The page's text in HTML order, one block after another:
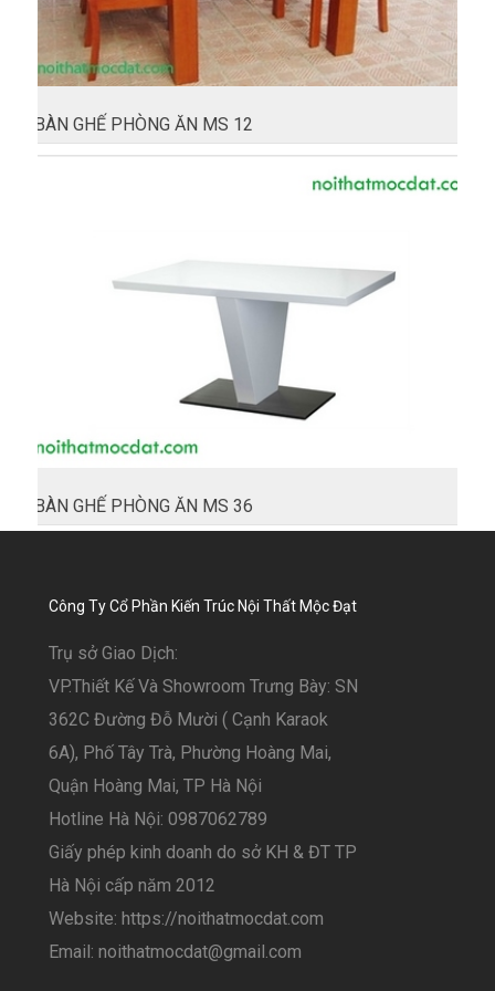
BÀN GHẾ PHÒNG ĂN MS 12
BÀN GHẾ PHÒNG ĂN MS 36
Công Ty Cổ Phần Kiến Trúc Nội Thất Mộc Đạt
Trụ sở Giao Dịch:
VP.Thiết Kế Và Showroom Trưng Bày: SN
362C Đường Đỗ Mười ( Cạnh Karaok
6A), Phố Tây Trà, Phường Hoàng Mai,
Quận Hoàng Mai, TP Hà Nội
Hotline Hà Nội: 0987062789
Giấy phép kinh doanh do sở KH & ĐT TP
Hà Nội cấp năm 2012
Website: https://noithatmocdat.com
Email: noithatmocdat@gmail.com